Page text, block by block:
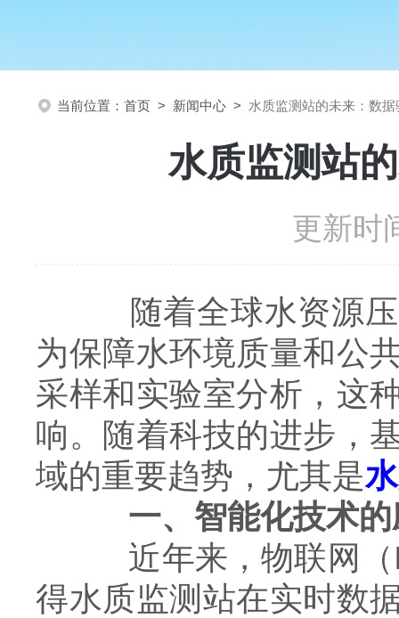
当前位置： 首页 > 新闻中心 > 水质监测站的未来：数
水质监测站
更新时
随着全球水资源压
为保障水环境质量和公
采样和实验室分析，这
响。随着科技的进步，
域的重要趋势，尤其是
一、智能化技术
近年来，物联网（
得水质监测站在实时数